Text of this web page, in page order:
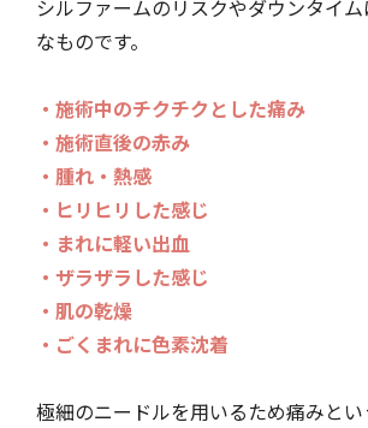
シルファームのリスクやダウンタイ
なものです。
・施術中のチクチクとした痛み
・施術直後の赤み
・腫れ・熱感
・ヒリヒリした感じ
・まれに軽い出血
・ザラザラした感じ
・肌の乾燥
・ごくまれに色素沈着
極細のニードルを用いるため痛みと